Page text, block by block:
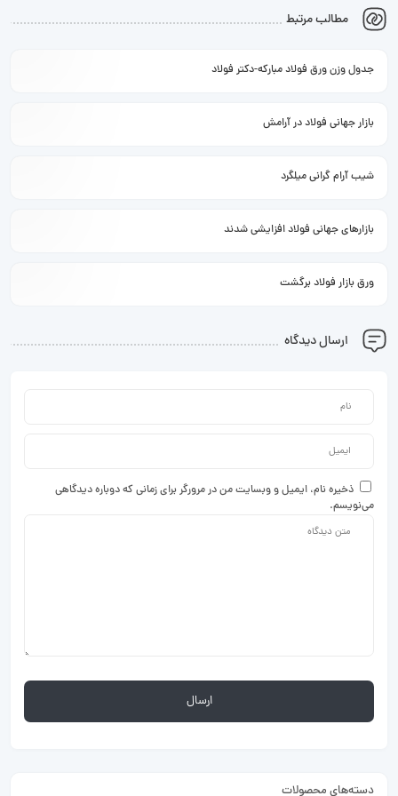
مطالب مرتبط
جدول وزن ورق فولاد مبارکه-دکتر فولاد
بازار جهانی فولاد در آرامش
شیب آرام گرانی میلگرد
بازارهای جهانی فولاد افزایشی شدند
ورق بازار فولاد برگشت
ارسال دیدگاه
ذخیره نام، ایمیل و وبسایت من در مرورگر برای زمانی که دوباره دیدگاهی
می‌نویسم.
دسته‌های محصولات